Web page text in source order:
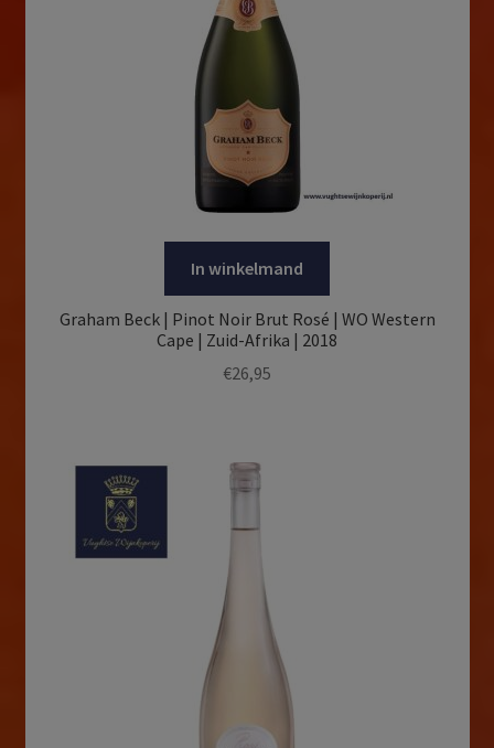
In winkelmand
Graham Beck | Pinot Noir Brut Rosé | WO Western
Cape | Zuid-Afrika | 2018
€26,95